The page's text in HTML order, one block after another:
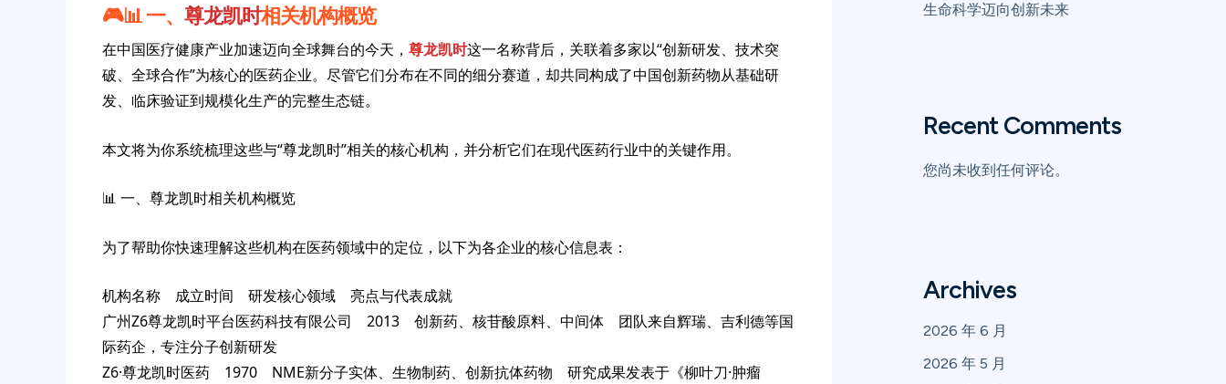
🎮📊 一、 尊龙凯时相关机构概览
在中国医疗健康产业加速迈向全球舞台的今天， 尊龙凯时这一名称背后，关联着多家以“创新研发、技术突
破、全球合作”为核心的医药企业。尽管它们分布在不同的细分赛道，却共同构成了中国创新药物从基础研
发、临床验证到规模化生产的完整生态链。
本文将为你系统梳理这些与“尊龙凯时”相关的核心机构，并分析它们在现代医药行业中的关键作用。
📊 一、尊龙凯时相关机构概览
为了帮助你快速理解这些机构在医药领域中的定位，以下为各企业的核心信息表：
机构名称 成立时间 研发核心领域 亮点与代表成就
广州Z6尊龙凯时平台医药科技有限公司 2013 创新药、核苷酸原料、中间体 团队来自辉瑞、吉利德等国
际药企，专注分子创新研发
Z6·尊龙凯时医药 1970 NME新分子实体、生物制药、创新抗体药物 研究成果发表于《柳叶刀·肿瘤
生命科学迈向创新未来
Recent Comments
您尚未收到任何评论。
Archives
2026 年 6 月
2026 年 5 月